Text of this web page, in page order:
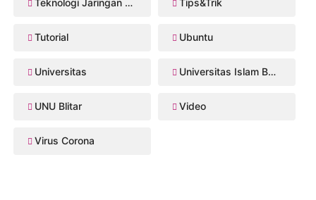
Tutorial Ubuntu
Universitas Universitas Islam Balitar
UNU Blitar Video
Virus Corona